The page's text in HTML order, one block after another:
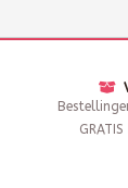
Dinsdag -